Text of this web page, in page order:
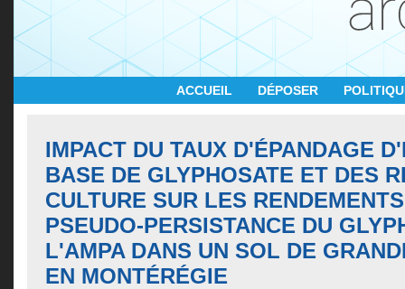
ACCUEIL DÉPOSER
IMPACT DU TAUX D'ÉPANDAGE
BASE DE GLYPHOSATE ET DES
CULTURE SUR LES
PSEUDO-PERSISTANCE DU
L'AMPA DANS UN SOL DE
EN MONTÉRÉGIE